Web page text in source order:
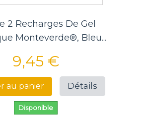
2 Recharges De Gel
Monteverde®, Bleu...
9,45 €
au panier Détails
Disponible